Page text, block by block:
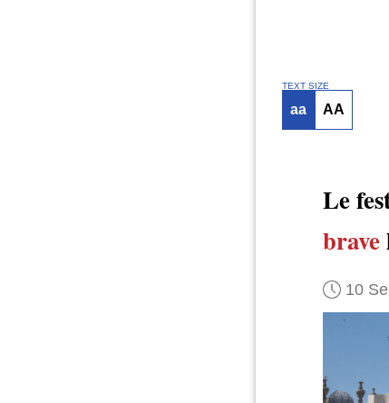
TEXT SIZE
aa AA
Le
brave
10